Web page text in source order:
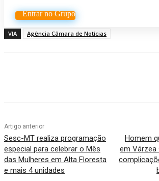
Entrar no Grupo
VIA Agência Câmara de Notícias
Artigo anterior
Sesc-MT realiza programação
especial para celebrar o Mês
das Mulheres em Alta Floresta
e mais 4 unidades
Homem
em Várzea